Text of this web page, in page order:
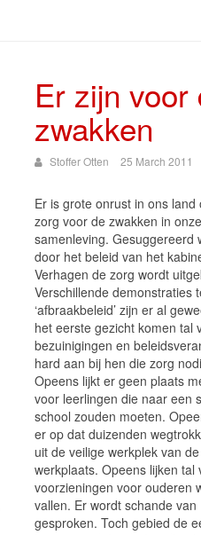
Er zijn voor
zwakken
Stoffer Otten 25 March 2011
Er is grote onrust in ons land
zorg voor de zwakken in onze
samenleving. Gesuggereerd
door het beleid van het
Verhagen de zorg wordt
Verschillende demonstraties
‘afbraakbeleid’ zijn er al
het eerste gezicht komen tal
bezuinigingen en
hard aan bij hen die zorg
Opeens lijkt er geen plaats
voor leerlingen die naar een
school zouden moeten.
er op dat duizenden
uit de veilige werkplek van
werkplaats. Opeens lijken tal
voorzieningen voor ouderen
vallen. Er wordt schande van
gesproken. Toch gebied de